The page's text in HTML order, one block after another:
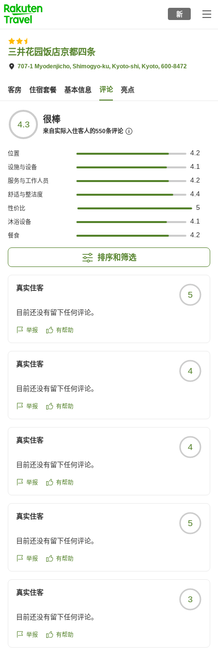
to
top
page
新
三井花园饭店京都四条
707-1 Myodenjicho, Shimogyo-ku, Kyoto-shi, Kyoto, 600-8472
客房 住宿套餐 基本信息 评论 亮点
4.3 很棒
来自实际入住客人的550条评论
位置 4.2
设施与设备 4.1
服务与工作人员 4.2
舒适与整洁度 4.4
性价比 5
沐浴设备 4.1
餐食 4.2
排序和筛选
真实住客
5
目前还没有留下任何评论。
举报 有帮助
真实住客
4
目前还没有留下任何评论。
举报 有帮助
真实住客
4
目前还没有留下任何评论。
举报 有帮助
真实住客
5
目前还没有留下任何评论。
举报 有帮助
真实住客
3
目前还没有留下任何评论。
举报 有帮助